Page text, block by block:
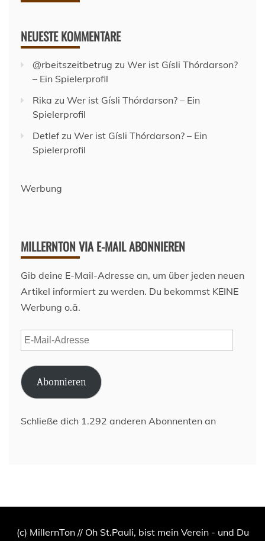
NEUESTE KOMMENTARE
@rbeitszeitbetrug zu Wer ist Gísli Thórdarson?
– Ein Spielerprofil
Rika zu Wer ist Gísli Thórdarson? – Ein
Spielerprofil
Detlefzu Wer ist Gísli Thórdarson? – Ein
Spielerprofil
Werbung
MILLERNTON VIA E-MAIL ABONNIEREN
Gib deine E-Mail-Adresse an, um über jeden neuen
Artikel informiert zu werden. Du bekommst KEINE
Werbung o.ä.
E-
Mail-
Adresse
Abonnieren
Schließe dich 1.292 anderen Abonnenten an
(c) MillernTon // Oh St.Pauli, bist mein Verein - und Du